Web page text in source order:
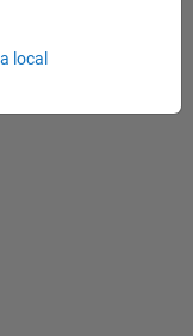
local